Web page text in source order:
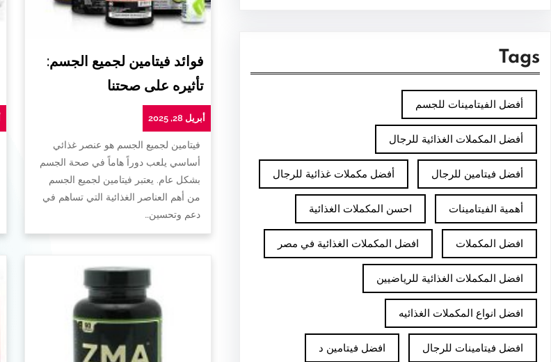
Tags
أفضل الفيتامينات للجسم
أفضل المكملات الغذائية للرجال
أفضل فيتامين للرجال أفضل مكملات غذائية للرجال
أهمية الفيتامينات احسن المكملات الغذائية
افضل المكملات افضل المكملات الغذائية في مصر
افضل المكملات الغذائية للرياضيين
افضل انواع المكملات الغذائيه
افضل فيتامينات للرجال افضل فيتامين د
فوائد فيتامين لجميع الجسم:
تأثيره على صحتنا
أبريل 28, 2025
فيتامين لجميع الجسم هو عنصر غذائي
أساسي يلعب دوراً هاماً في صحة الجسم
بشكل عام. يعتبر فيتامين لجميع الجسم
من أهم العناصر الغذائية التي تساهم في
دعم وتحسين…